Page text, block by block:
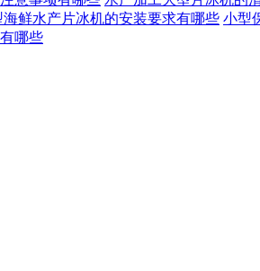
海鲜水产片冰机的安装要求有哪些 小型
哪些